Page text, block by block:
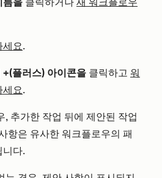
세요.
+(플러스) 아이콘을 클릭하고 워
세요.
, 추가한 작업 뒤에 제안된 작업
항은 유사한 워크플로우의 패
니다.